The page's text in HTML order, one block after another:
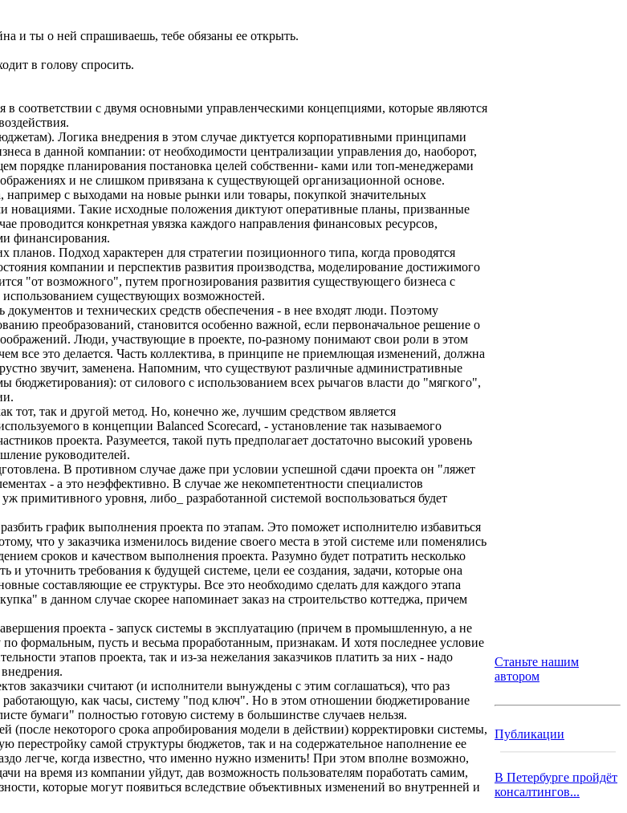
и ты о ней спрашиваешь, тебе обязаны ее открыть.
в голову спросить.
соответствии с двумя основными управленческими концепциями, которые являются
Логика внедрения в этом случае диктуется корпоративными принципами
в данной компании: от необходимости централизации управления до, наоборот,
порядке планирования постановка целей собственни- ками или топ-менеджерами
и не слишком привязана к существующей организационной основе.
например с выходами на новые рынки или товары, покупкой значительных
Такие исходные положения диктуют оперативные планы, призванные
проводится конкретная увязка каждого направления финансовых ресурсов,
финансирования.
Подход характерен для стратегии позиционного типа, когда проводятся
компании и перспектив развития производства, моделирование достижимого
"от возможного", путем прогнозирования развития существующего бизнеса с
существующих возможностей.
и технических средств обеспечения - в нее входят люди. Поэтому
преобразований, становится особенно важной, если первоначальное решение о
Люди, участвующие в проекте, по-разному понимают свои роли в этом
все это делается. Часть коллектива, в принципе не приемлющая изменений, должна
звучит, заменена. Напомним, что существуют различные административные
бюджетирования): от силового с использованием всех рычагов власти до "мягкого",
тот, так и другой метод. Но, конечно же, лучшим средством является
в концепции Balanced Scorecard, - установление так называемого
проекта. Разумеется, такой путь предполагает достаточно высокий уровень
руководителей.
В противном случае даже при условии успешной сдачи проекта он "ляжет
- а это неэффективно. В случае же некомпетентности специалистов
примитивного уровня, либо_ разработанной системой воспользоваться будет
график выполнения проекта по этапам. Это поможет исполнителю избавиться
что у заказчика изменилось видение своего места в этой системе или поменялись
сроков и качеством выполнения проекта. Разумно будет потратить несколько
уточнить требования к будущей системе, цели ее создания, задачи, которые она
составляющие ее структуры. Все это необходимо сделать для каждого этапа
в данном случае скорее напоминает заказ на строительство коттеджа, причем
проекта - запуск системы в эксплуатацию (причем в промышленную, а не
формальным, пусть и весьма проработанным, признакам. И хотя последнее условие
этапов проекта, так и из-за нежелания заказчиков платить за них - надо
заказчики считают (и исполнители вынуждены с этим соглашаться), что раз
работающую, как часы, систему "под ключ". Но в этом отношении бюджетирование
бумаги" полностью готовую систему в большинстве случаев нельзя.
(после некоторого срока апробирования модели в действии) корректировки системы,
перестройку самой структуры бюджетов, так и на содержательное наполнение ее
легче, когда известно, что именно нужно изменить! При этом вполне возможно,
на время из компании уйдут, дав возможность пользователям поработать самим,
которые могут появиться вследствие объективных изменений во внутренней и
Станьте нашим
автором
Публикации
В Петербурге пройдёт
консалтингов...